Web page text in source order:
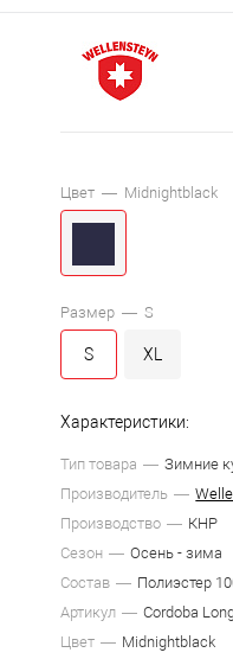
Цвет — Midnightblack
Размер —S
S XL
Характеристики:
Тип товара
Зимние
Производитель
Производство
КНР
Сезон
Осень - зима
Состав
Полиэстер
Артикул
Cordoba
Цвет
Midnightblack